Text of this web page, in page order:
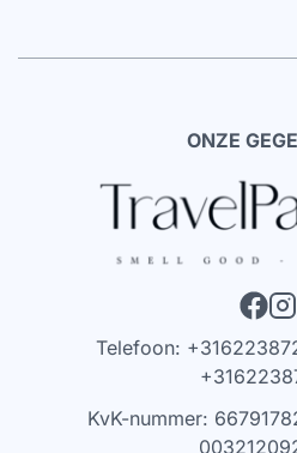
ONZE
Telefoon:
KvK-nummer: